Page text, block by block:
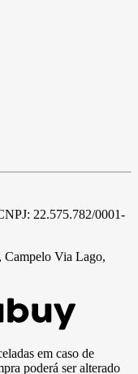
22.575.782/0001-
Campelo Via Lago,
em caso de
poderá ser alterado